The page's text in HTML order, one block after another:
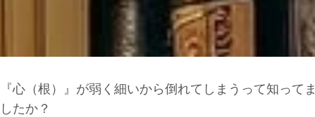
『心（根）』が弱く細いから倒れてしまうって知ってま
したか？